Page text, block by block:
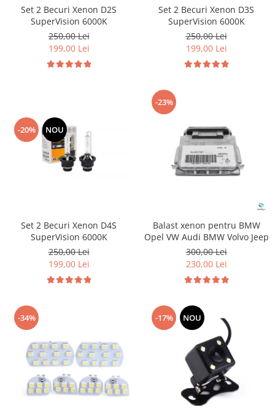
Set 2 Becuri Xenon D2S
SuperVision 6000K
250,00 Lei
199,00 Lei
Set 2 Becuri Xenon D3S
SuperVision 6000K
250,00 Lei
199,00 Lei
-20% NOU
Set 2 Becuri Xenon D4S
SuperVision 6000K
250,00 Lei
199,00 Lei
-23%
Balast xenon pentru BMW
Opel VW Audi BMW Volvo Jeep
300,00 Lei
230,00 Lei
-34% -17% NOU